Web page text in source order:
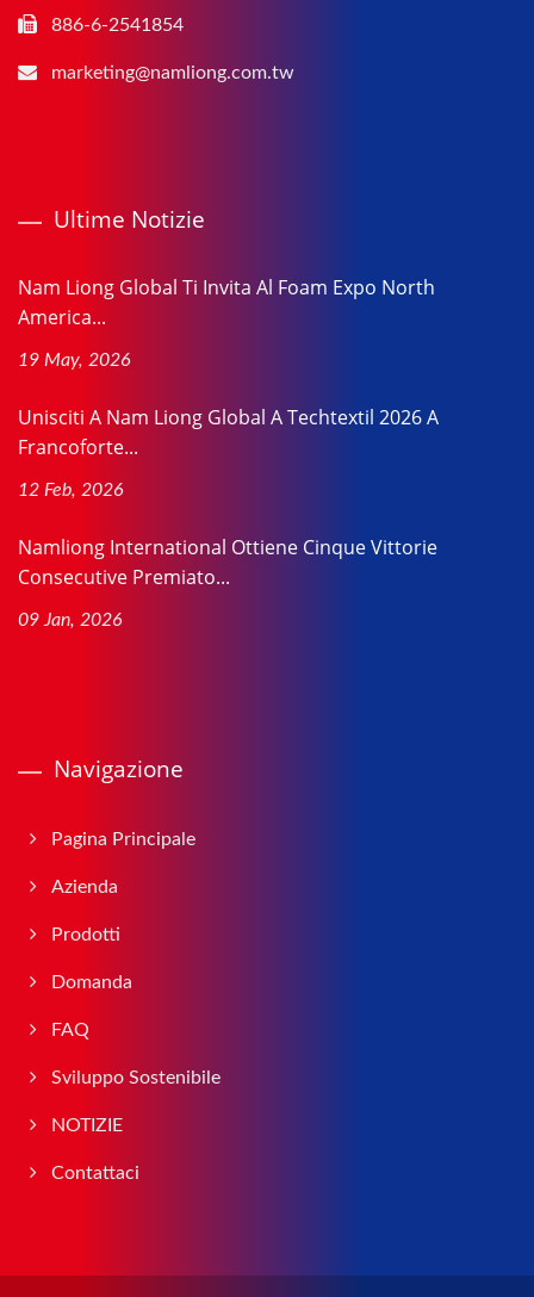
886-6-2541854
marketing@namliong.com.tw
Ultime Notizie
Nam Liong Global Ti Invita Al Foam Expo North
America...
19 May, 2026
Unisciti A Nam Liong Global A Techtextil 2026 A
Francoforte...
12 Feb, 2026
Namliong International Ottiene Cinque Vittorie
Consecutive Premiato...
09 Jan, 2026
Navigazione
Pagina Principale
Azienda
Prodotti
Domanda
FAQ
Sviluppo Sostenibile
NOTIZIE
Contattaci